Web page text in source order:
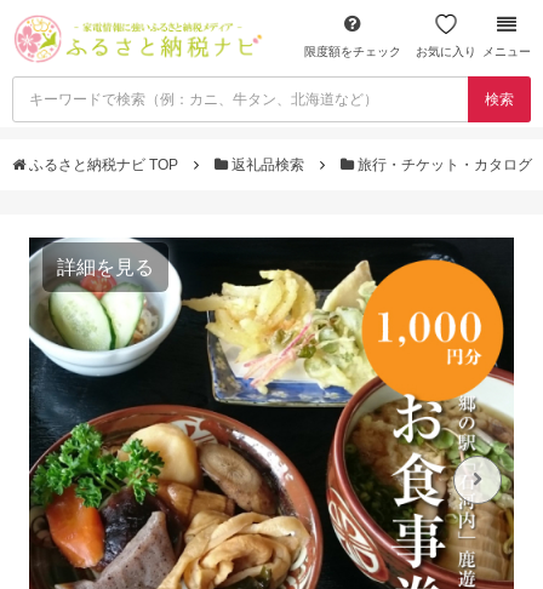
限度額をチェック お気に入り メニュー
検索
ふるさと納税ナビ TOP 返礼品検索 旅行・チケット・カタログ
詳細を見る